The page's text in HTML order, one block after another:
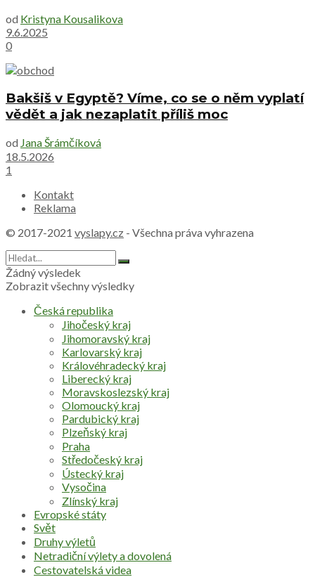
od Kristyna Kousalikova
9.6.2025
0
Bakšiš v Egyptě? Víme, co se o něm vyplatí
vědět a jak nezaplatit příliš moc
od Jana Šrámčíková
18.5.2026
1
Kontakt
Reklama
© 2017-2021 vyslapy.cz - Všechna práva vyhrazena
Žádný výsledek
Zobrazit všechny výsledky
Česká republika
Jihočeský kraj
Jihomoravský kraj
Karlovarský kraj
Královéhradecký kraj
Liberecký kraj
Moravskoslezský kraj
Olomoucký kraj
Pardubický kraj
Plzeňský kraj
Praha
Středočeský kraj
Ústecký kraj
Vysočina
Zlínský kraj
Evropské státy
Svět
Druhy výletů
Netradiční výlety a dovolená
Cestovatelská videa